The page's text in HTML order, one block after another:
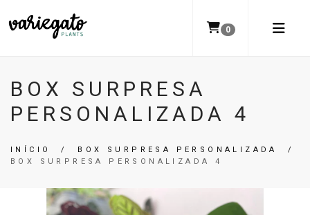
0
BOX SURPRESA
PERSONALIZADA 4
INÍCIO / BOX SURPRESA PERSONALIZADA
/
BOX SURPRESA PERSONALIZADA 4